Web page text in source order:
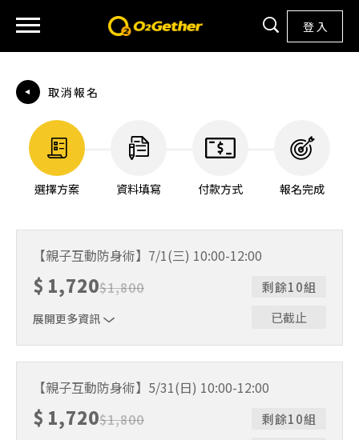
登 入
取消報名
選擇方案 資料填寫 付款方式 報名完成
【親子互動防身術】7/1(三) 10:00-12:00
$ 1,720$1,800
展開更多資訊
剩餘10組
已截止
【親子互動防身術】5/31(日) 10:00-12:00
$ 1,720$1,800
剩餘10組